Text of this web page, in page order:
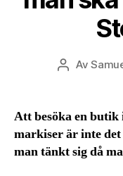
Av
Att besöka en
markiser är inte
man tänkt sig då